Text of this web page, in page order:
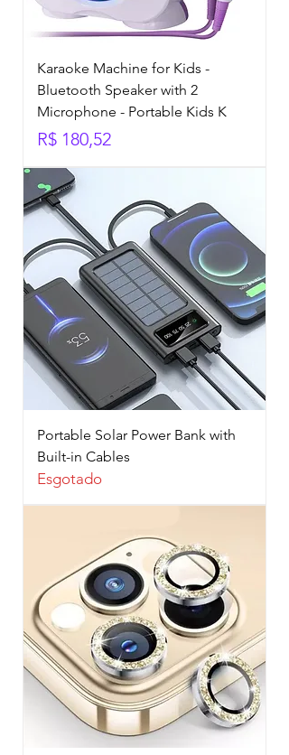
Karaoke Machine for Kids -
Bluetooth Speaker with 2
Microphone - Portable Kids K
Preço
R$ 180,52
Portable Solar Power Bank with
Built-in Cables
Esgotado